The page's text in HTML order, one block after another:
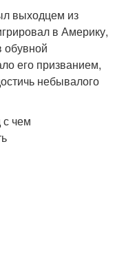
выходцем из
в Америку,
обувной
его призванием,
небывалого